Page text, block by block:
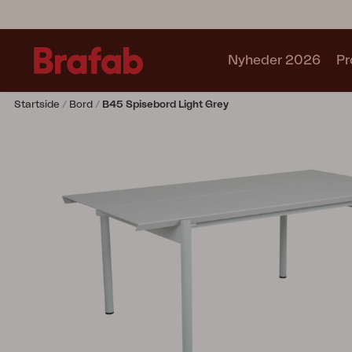
Nyheder 2026
Udekøkken
Startside Bord B45 Spisebord Light Grey